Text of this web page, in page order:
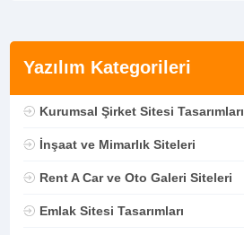
Yazılım Kategorileri
Kurumsal Şirket Sitesi Tasarımları
İnşaat ve Mimarlık Siteleri
Rent A Car ve Oto Galeri Siteleri
Emlak Sitesi Tasarımları